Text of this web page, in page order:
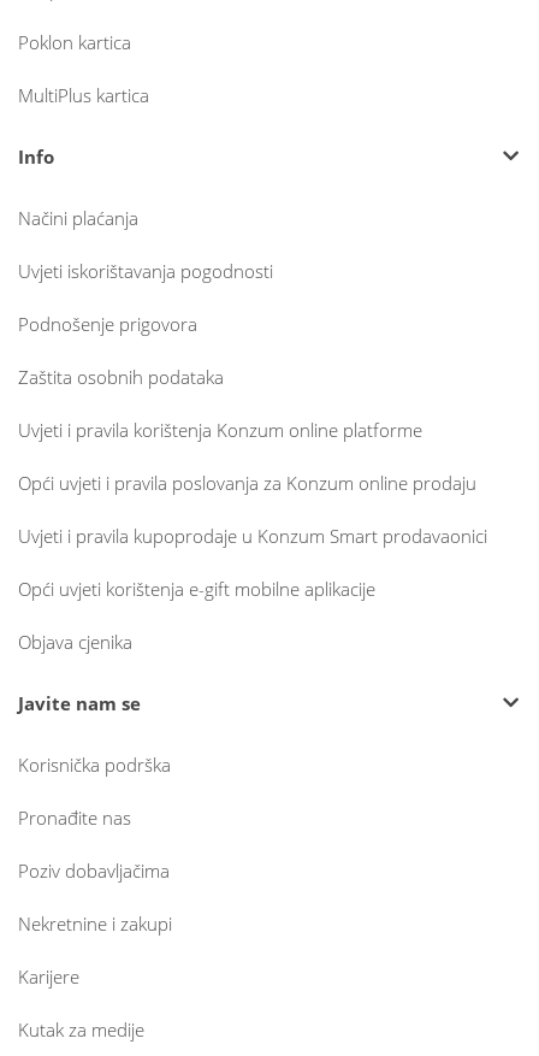
Poklon kartica
MultiPlus kartica
Info
Načini plaćanja
Uvjeti iskorištavanja pogodnosti
Podnošenje prigovora
Zaštita osobnih podataka
Uvjeti i pravila korištenja Konzum online platforme
Opći uvjeti i pravila poslovanja za Konzum online prodaju
Uvjeti i pravila kupoprodaje u Konzum Smart prodavaonici
Opći uvjeti korištenja e-gift mobilne aplikacije
Objava cjenika
Javite nam se
Korisnička podrška
Pronađite nas
Poziv dobavljačima
Nekretnine i zakupi
Karijere
Kutak za medije